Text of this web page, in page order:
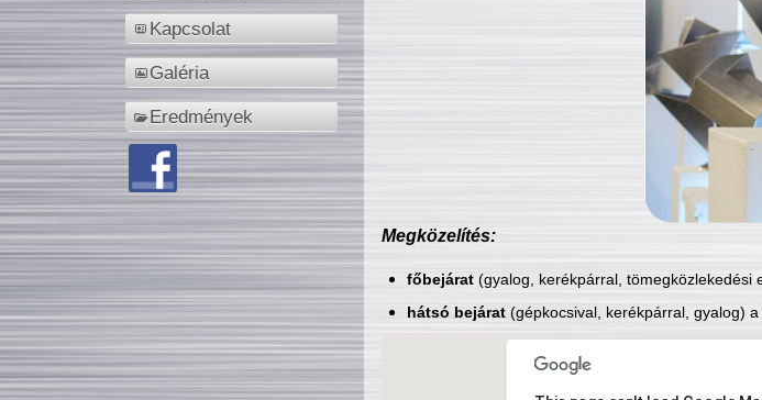
Kapcsolat
Galéria
Eredmények
Megközelítés:
főbejárat(gyalog, kerékpárral, tömegközlekedési
hátsó bejárat(gépkocsival, kerékpárral, gyalog)